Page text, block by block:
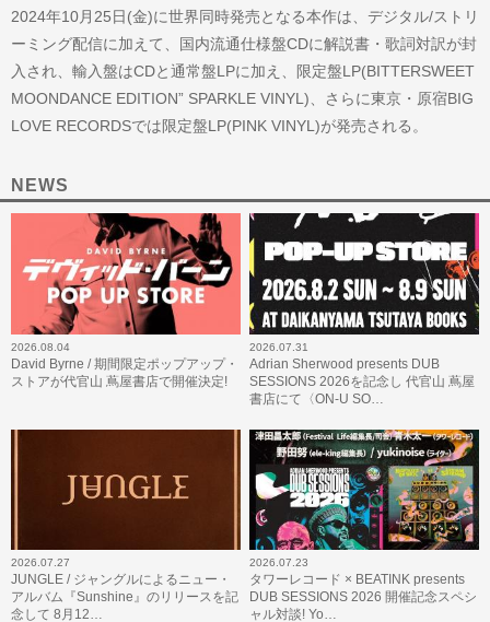
2024年10月25日(金)に世界同時発売となる本作は、デジタル/ストリ
ーミング配信に加えて、国内流通仕様盤CDに解説書・歌詞対訳が封
入され、輸入盤はCDと通常盤LPに加え、限定盤LP(BITTERSWEET
MOONDANCE EDITION” SPARKLE VINYL)、さらに東京・原宿BIG
LOVE RECORDSでは限定盤LP(PINK VINYL)が発売される。
NEWS
2026.08.04
David Byrne / 期間限定ポップアップ・
ストアが代官山 蔦屋書店で開催決定!
2026.07.31
Adrian Sherwood presents DUB
SESSIONS 2026を記念し 代官山 蔦屋
書店にて〈ON-U SO…
2026.07.27
JUNGLE / ジャングルによるニュー・
アルバム『Sunshine』のリリースを記
念して 8月12…
2026.07.23
タワーレコード × BEATINK presents
DUB SESSIONS 2026 開催記念スペシ
ャル対談! Yo…